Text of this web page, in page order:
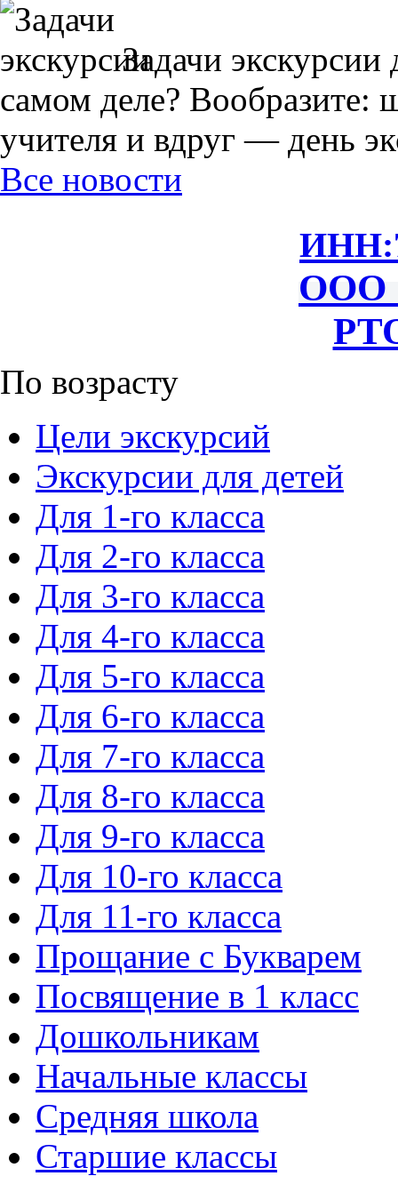
Задачи
самом деле? Вообразите:
учителя и вдруг — день
Все новости
ИНН:
ООО
По возрасту
Цели экскурсий
Экскурсии для детей
Для 1-го класса
Для 2-го класса
Для 3-го класса
Для 4-го класса
Для 5-го класса
Для 6-го класса
Для 7-го класса
Для 8-го класса
Для 9-го класса
Для 10-го класса
Для 11-го класса
Прощание с Букварем
Посвящение в 1 класс
Дошкольникам
Начальные классы
Средняя школа
Старшие классы